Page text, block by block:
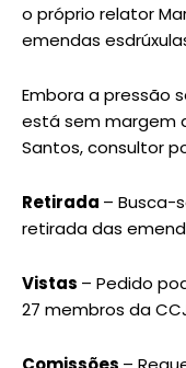
o próprio relator
emendas
Embora a pressão
está sem margem
Santos, consultor
Retirada – Busca-
retirada das
Vistas – Pedido
27 membros da